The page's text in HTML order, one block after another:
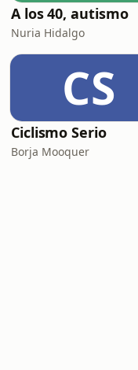
A los 40, autismo
Nuria Hidalgo
CS
Ciclismo Serio
Borja Mooquer